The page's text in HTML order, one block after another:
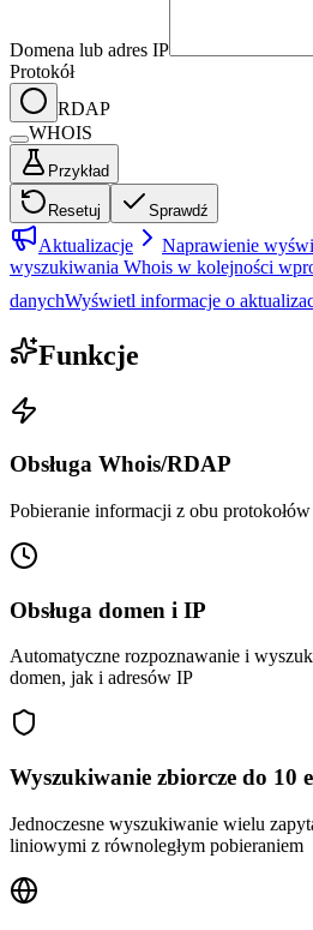
Domena lub adres IP
Protokół
RDAP
WHOIS
Przykład
Resetuj Sprawdź
Aktualizacje
Naprawienie
wyszukiwania Whois w kolejności
danychWyświetl informacje o
Funkcje
Obsługa Whois/RDAP
Pobieranie informacji z obu
Obsługa domen i IP
Automatyczne rozpoznawanie i
domen, jak i adresów IP
Wyszukiwanie zbiorcze do 10
Jednoczesne wyszukiwanie wielu
liniowymi z równoległym pobieraniem